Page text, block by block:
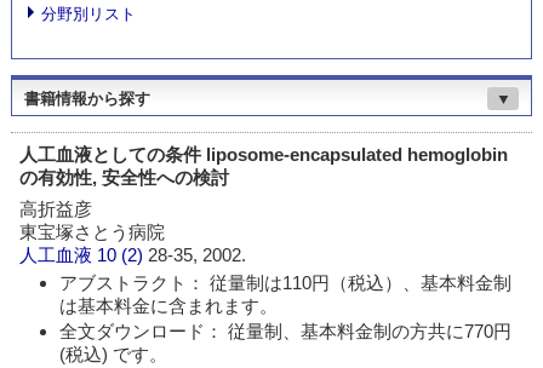
分野別リスト
書籍情報から探す ▼
人工血液としての条件 liposome-encapsulated hemoglobin
の有効性, 安全性への検討
高折益彦
東宝塚さとう病院
人工血液 10 (2)28-35, 2002.
アブストラクト： 従量制は110円（税込）、基本料金制
は基本料金に含まれます。
全文ダウンロード： 従量制、基本料金制の方共に770円
(税込) です。